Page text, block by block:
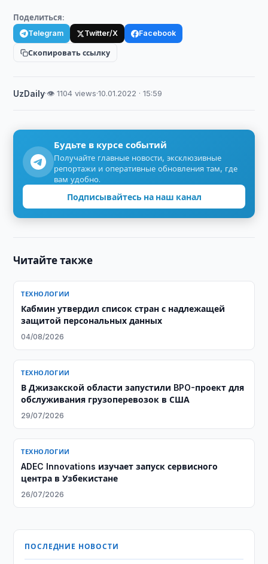
Поделиться:
Telegram Twitter/X Facebook
Скопировать ссылку
UzDaily·👁 1104 views·10.01.2022 · 15:59
Будьте в курсе событий
Получайте главные новости, эксклюзивные
репортажи и оперативные обновления там, где
вам удобно.
Подписывайтесь на наш канал
Читайте также
ТЕХНОЛОГИИ
Кабмин утвердил список стран с надлежащей
защитой персональных данных
04/08/2026
ТЕХНОЛОГИИ
В Джизакской области запустили BPO-проект для
обслуживания грузоперевозок в США
29/07/2026
ТЕХНОЛОГИИ
ADEC Innovations изучает запуск сервисного
центра в Узбекистане
26/07/2026
ПОСЛЕДНИЕ НОВОСТИ